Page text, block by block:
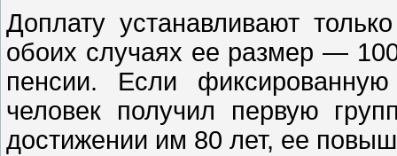
Доплату устанавливают
обоих случаях ее размер —
пенсии. Если
человек получил первую
достижении им 80 лет, ее